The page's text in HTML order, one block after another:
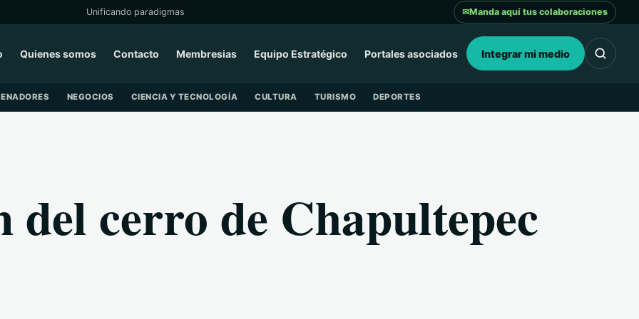
Unificando paradigmas ✉Manda aquí tus colaboraciones
Quienes somos Contacto Membresias Equipo Estratégico Portales asociados Integrar mi medio
NEGOCIOS CIENCIA Y TECNOLOGÍA CULTURA TURISMO DEPORTES
del cerro de Chapultepec